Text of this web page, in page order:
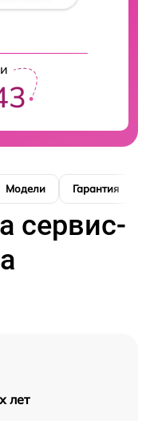
Модели Гарантия
сервис-
лет